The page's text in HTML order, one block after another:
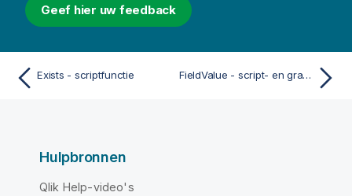
Geef hier uw feedback
Exists - scriptfunctie FieldValue - script- en grafiekfunctie
Hulpbronnen
Qlik Help-video's